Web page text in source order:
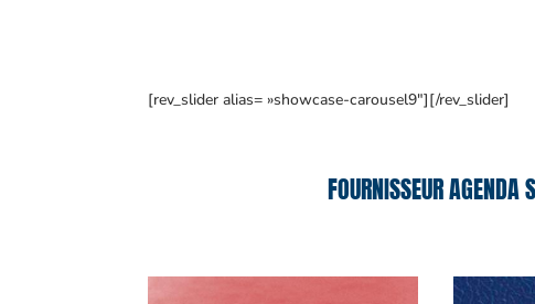
[rev_slider alias= »showcase-carousel9″][/rev_slider]
FOURNISSEUR AGENDA